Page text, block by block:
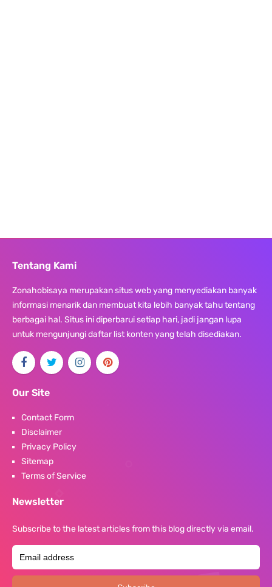
Tentang Kami
Zonahobisaya merupakan situs web yang menyediakan banyak
informasi menarik dan membuat kita lebih banyak tahu tentang
berbagai hal. Situs ini diperbarui setiap hari, jadi jangan lupa
untuk mengunjungi daftar list konten yang telah disediakan.
Our Site
Contact Form
Disclaimer
Privacy Policy
Sitemap
Terms of Service
Newsletter
Subscribe to the latest articles from this blog directly via email.